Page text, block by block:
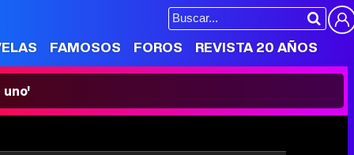
FAMOSOS FOROS REVISTA 20 AÑOS